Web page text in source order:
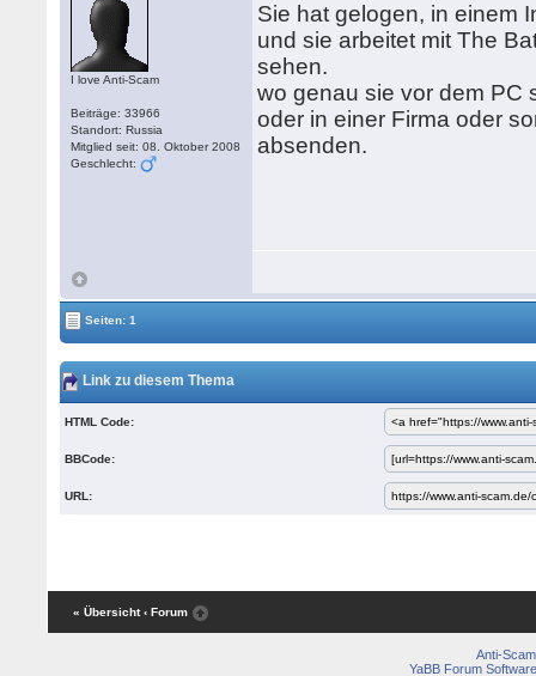
I love Anti-Scam
Beiträge: 33966
Standort: Russia
Mitglied seit: 08. Oktober 2008
Geschlecht:
Sie hat gelogen, in einem
und sie arbeitet mit The
sehen.
wo genau sie vor dem PC
oder in einer Firma oder
absenden.
Seiten: 1
Link zu diesem Thema
HTML Code:
BBCode:
URL:
« Übersicht ‹ Forum
Anti-Scam
YaBB Forum Software